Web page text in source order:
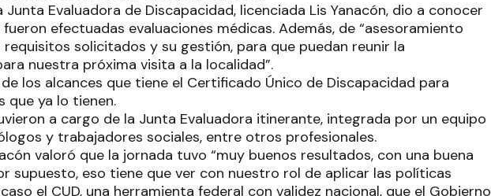
Evaluadora de Discapacidad, licenciada Lis Yanacón, dio a conocer
efectuadas evaluaciones médicas. Además, de “asesoramiento
solicitados y su gestión, para que puedan reunir la
nuestra próxima visita a la localidad”.
los alcances que tiene el Certificado Único de Discapacidad para
que ya lo tienen.
a cargo de la Junta Evaluadora itinerante, integrada por un equipo
y trabajadores sociales, entre otros profesionales.
valoró que la jornada tuvo “muy buenos resultados, con una buena
supuesto, eso tiene que ver con nuestro rol de aplicar las políticas
el CUD, una herramienta federal con validez nacional, que el Gobierno